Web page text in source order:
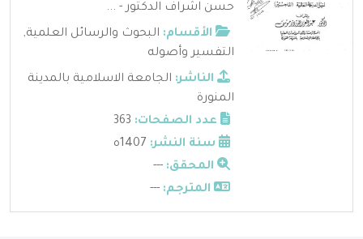
حسن اشراف الدكتور - ...
الأقسام: البحوث والرسائل العلمية,
التفسير وأصوله
الناشر: الجامعة الاسلامية بالمدينة
المنورة
عدد الصفحات:
سنة النشر:
المحقق: ---
المترجم: ---